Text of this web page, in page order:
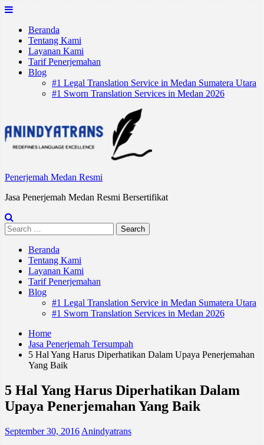
Skip
to
contentBeranda
Tentang Kami
Layanan Kami
Tarif Penerjemahan
Blog
#1 Legal Translation Service in Medan Sumatera Utara
#1 Sworn Translation Services in Medan 2026
Penerjemah Medan Resmi
Jasa Penerjemah Medan Resmi Bersertifikat
Search
for:
Beranda
Tentang Kami
Layanan Kami
Tarif Penerjemahan
Blog
#1 Legal Translation Service in Medan Sumatera Utara
#1 Sworn Translation Services in Medan 2026
Home
Jasa Penerjemah Tersumpah
5 Hal Yang Harus Diperhatikan Dalam Upaya Penerjemahan
Yang Baik
5 Hal Yang Harus Diperhatikan Dalam
Upaya Penerjemahan Yang Baik
September 30, 2016Anindyatrans